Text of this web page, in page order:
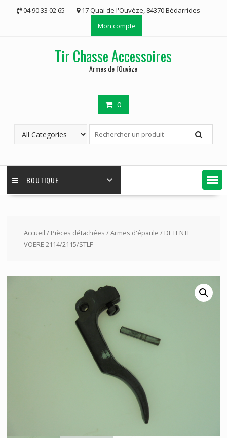
04 90 33 02 65
17 Quai de l'Ouvèze, 84370 Bédarrides
Mon compte
Tir Chasse Accessoires
Armes de l'Ouvèze
0
BOUTIQUE
Accueil / Pièces détachées /Armes d'épaule / DETENTE
VOERE 2114/2115/STLF